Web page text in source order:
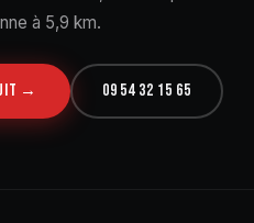
à 5,9 km.
→ 09 54 32 15 65